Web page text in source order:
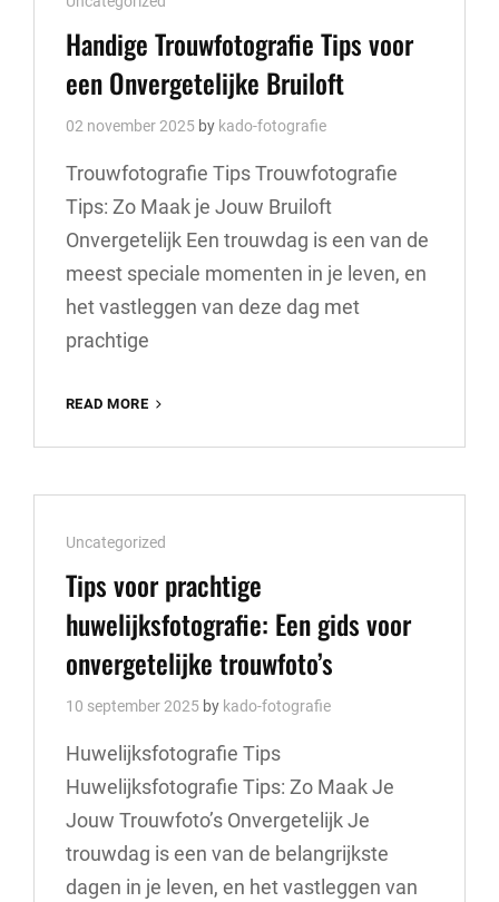
Links
Handige Trouwfotografie Tips voor
een Onvergetelijke Bruiloft
02 november 2025 by kado-fotografie
Trouwfotografie Tips Trouwfotografie
Tips: Zo Maak je Jouw Bruiloft
Onvergetelijk Een trouwdag is een van de
meest speciale momenten in je leven, en
het vastleggen van deze dag met
prachtige
READ MORE
TIPS
EEN
Cat
Links
Uncategorized
Tips voor prachtige
huwelijksfotografie: Een gids voor
onvergetelijke trouwfoto’s
10 september 2025 by kado-fotografie
Huwelijksfotografie Tips
Huwelijksfotografie Tips: Zo Maak Je
Jouw Trouwfoto’s Onvergetelijk Je
trouwdag is een van de belangrijkste
dagen in je leven, en het vastleggen van